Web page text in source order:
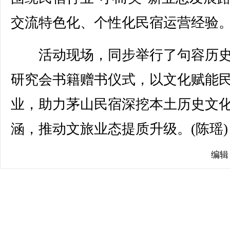
交流特色化、个性化民宿运营经验
活动现场，同步举行了句容历
研究会书籍赠书仪式，以文化赋能
业，助力茅山民宿深挖本土历史文
涵，推动文旅业态提质升级。(陈瑶)
编